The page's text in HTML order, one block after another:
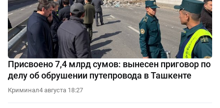
Присвоено 7,4 млрд сумов: вынесен приговор по
делу об обрушении путепровода в Ташкенте
Криминал4 августа 18:27